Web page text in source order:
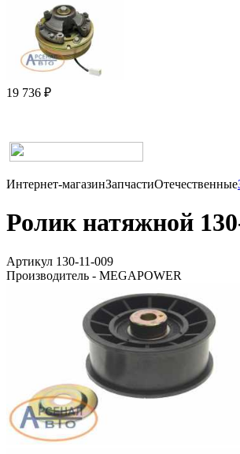
19 736 ₽
Интернет-магазинЗапчастиОтечественные
Ролик натяжной
Артикул 130-11-009
Производитель - MEGAPOWER